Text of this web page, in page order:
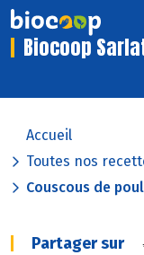
Biocoop
Accueil
Toutes nos
Couscous de
Partager sur